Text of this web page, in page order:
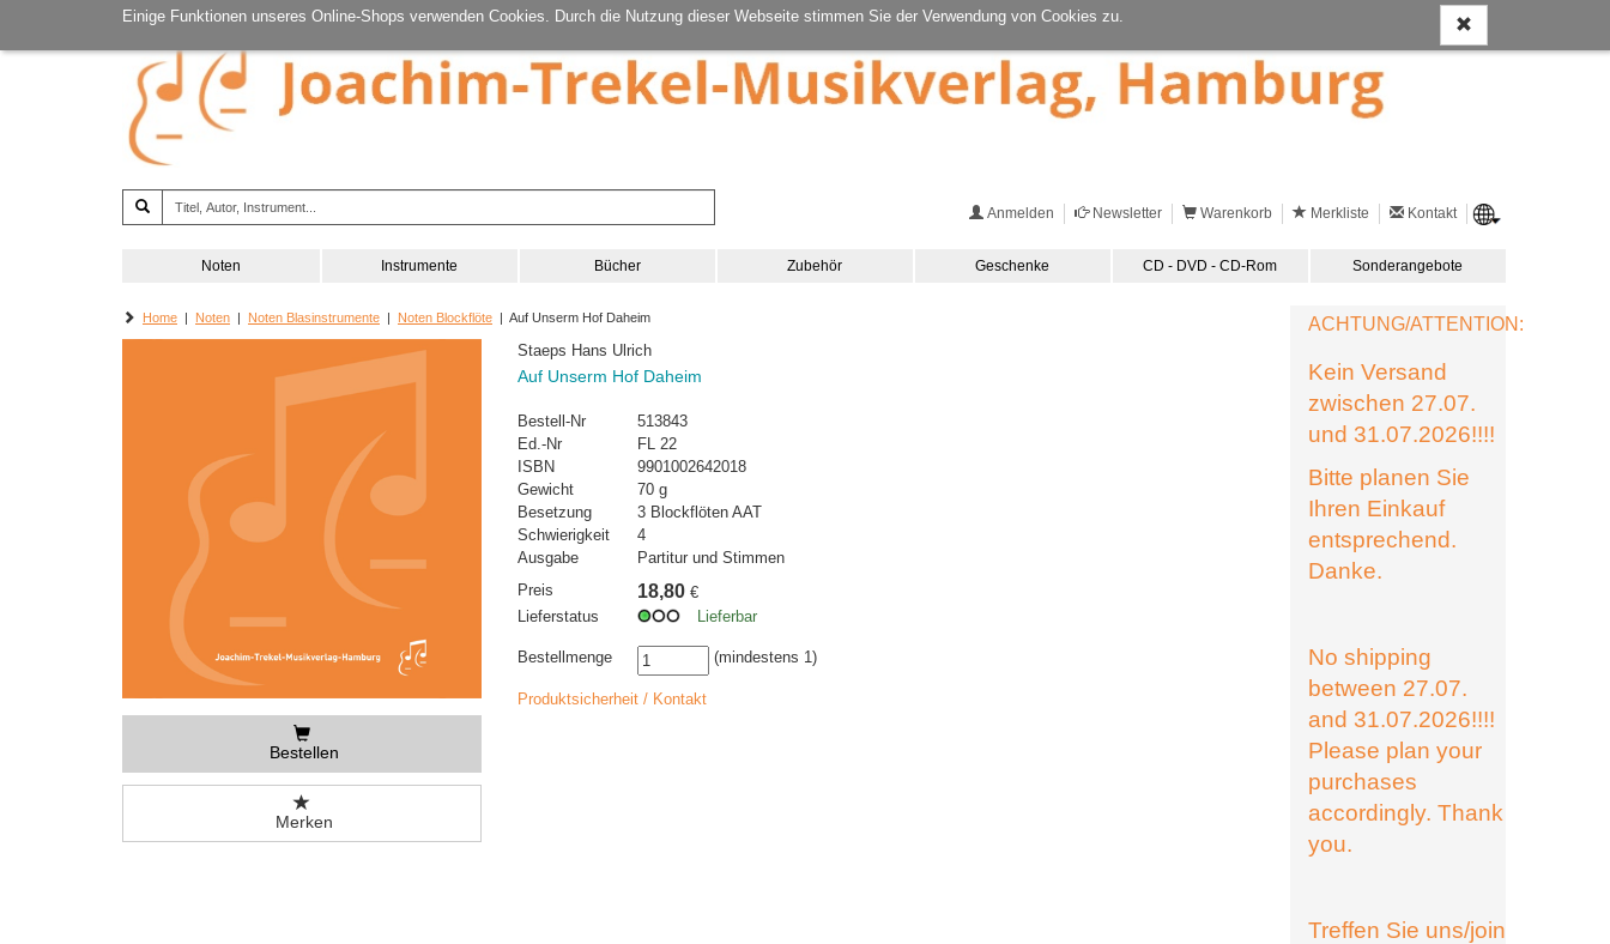
Einige Funktionen unseres Online-Shops verwenden Cookies. Durch die Nutzung dieser Webseite stimmen Sie der Verwendung von Cookies zu.
Anmelden Newsletter Warenkorb Merkliste Kontakt
Noten Instrumente Bücher Zubehör Geschenke CD - DVD - CD-Rom Sonderangebote
Home | Noten | Noten Blasinstrumente | Noten Blockflöte | Auf Unserm Hof Daheim
Bestellen
Merken
Staeps Hans Ulrich
Auf Unserm Hof Daheim
Bestell-Nr
513843
Ed.-Nr
FL 22
ISBN
9901002642018
Gewicht
70 g
Besetzung
3 Blockflöten AAT
Schwierigkeit
4
Ausgabe
Partitur und Stimmen
Preis
18,80 €
Lieferstatus
Lieferbar
Bestellmenge (mindestens 1)
Produktsicherheit / Kontakt
ACHTUNG/ATTENTION:
Kein Versand
zwischen 27.07.
und 31.07.2026!!!!
Bitte planen Sie
Ihren Einkauf
entsprechend.
Danke.
No shipping
between 27.07.
and 31.07.2026!!!!
Please plan your
purchases
accordingly. Thank
you.
Treffen Sie uns/join